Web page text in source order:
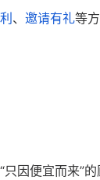
、 邀请有礼等
只因便宜而来”